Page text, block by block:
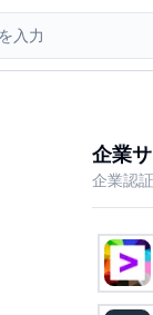
企業
企業認